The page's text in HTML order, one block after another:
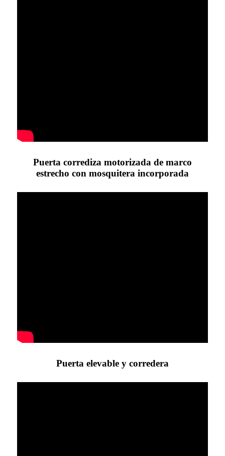
Puerta corrediza motorizada de marco
estrecho con mosquitera incorporada
Puerta elevable y corredera